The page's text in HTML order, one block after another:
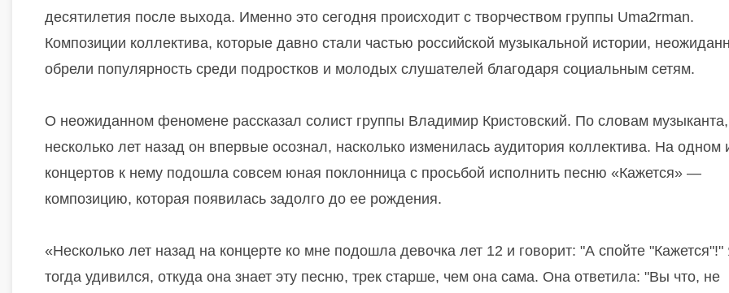
десятилетия после выхода. Именно это сегодня происходит с творчеством группы Uma2rman.
Композиции коллектива, которые давно стали частью российской музыкальной истории,
обрели популярность среди подростков и молодых слушателей благодаря социальным сетям.
О неожиданном феномене рассказал солист группы Владимир Кристовский. По словам музыканта,
несколько лет назад он впервые осознал, насколько изменилась аудитория коллектива. На одном
концертов к нему подошла совсем юная поклонница с просьбой исполнить песню «Кажется» —
композицию, которая появилась задолго до ее рождения.
«Несколько лет назад на концерте ко мне подошла девочка лет 12 и говорит: "А спойте "Кажется"!"
тогда удивился, откуда она знает эту песню, трек старше, чем она сама. Она ответила: "Вы что, не